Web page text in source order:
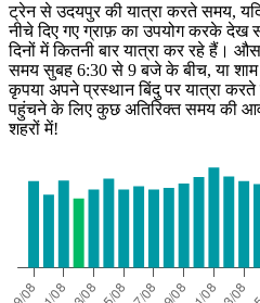
ट्रेन से उदयपुर की यात्रा करते समय,
नीचे दिए गए ग्राफ़ का उपयोग करके
दिनों में कितनी बार यात्रा कर रहे हैं।
समय सुबह 6:30 से 9 बजे के बीच, या
कृपया अपने प्रस्थान बिंदु पर यात्रा
पहुंचने के लिए कुछ अतिरिक्त समय की
शहरों में!